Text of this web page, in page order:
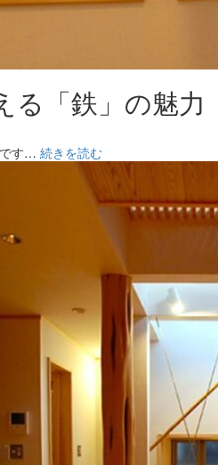
る「鉄」の魅力
す… 続きを読む